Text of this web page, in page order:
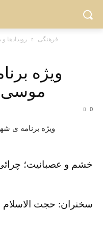
فرهنگی رویدادها
ویژه
موسی
0
خشم و عصبانیت؛
سخنران: حجت